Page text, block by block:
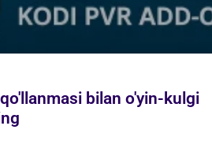
bilan o'yin-kulgi